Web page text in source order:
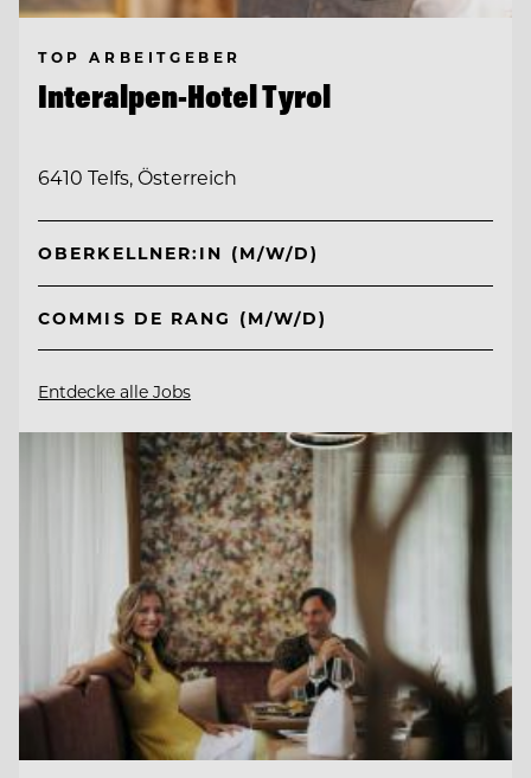
TOP ARBEITGEBER
Interalpen-Hotel Tyrol
6410 Telfs, Österreich
OBERKELLNER:IN (M/W/D)
COMMIS DE RANG (M/W/D)
Entdecke alle Jobs